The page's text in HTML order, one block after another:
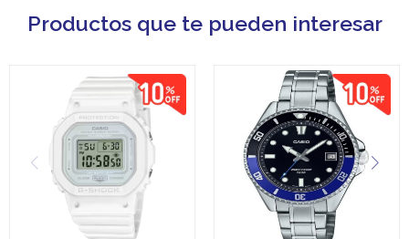
Productos que te pueden interesar